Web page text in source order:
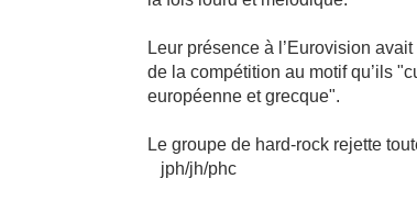
Leur présence à l’Eurovision
de la compétition au motif qu’ils
européenne et grecque".
Le groupe de hard-rock rejette
jph/jh/phc